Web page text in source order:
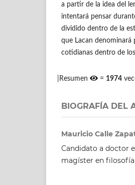
a partir de la idea del
intentará pensar
dividido dentro de la
que Lacan denominará
cotidianas dentro de
|Resumen = 1974
BIOGRAFÍA DEL
Mauricio Calle
Candidato a doctor
magíster en